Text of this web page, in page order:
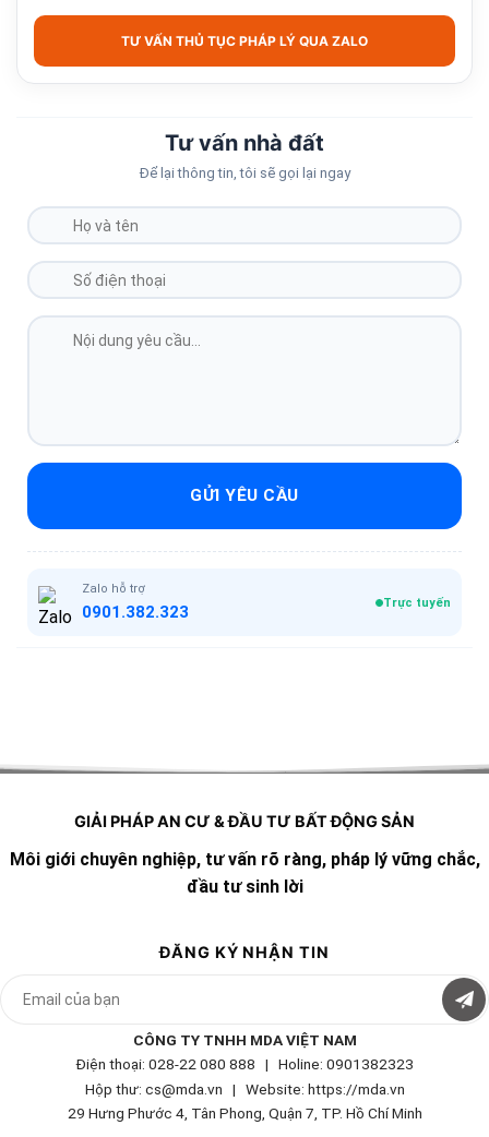
TƯ VẤN THỦ TỤC PHÁP LÝ QUA ZALO
Tư vấn nhà đất
Để lại thông tin, tôi sẽ gọi lại ngay
GỬI YÊU CẦU
Zalo hỗ trợ
0901.382.323 Trực tuyến
GIẢI PHÁP AN CƯ & ĐẦU TƯ BẤT ĐỘNG SẢN
Môi giới chuyên nghiệp, tư vấn rõ ràng, pháp lý vững chắc,
đầu tư sinh lời
ĐĂNG KÝ NHẬN TIN
CÔNG TY TNHH MDA VIỆT NAM
Điện thoại: 028-22 080 888 | Holine: 0901382323
Hộp thư: cs@mda.vn | Website: https://mda.vn
29 Hưng Phước 4, Tân Phong, Quận 7, TP. Hồ Chí Minh